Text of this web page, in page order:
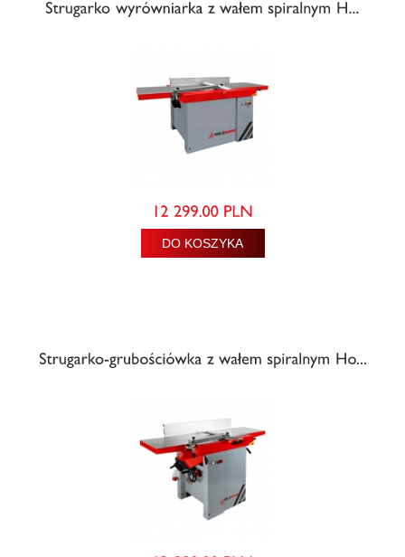
DO KOSZYKA